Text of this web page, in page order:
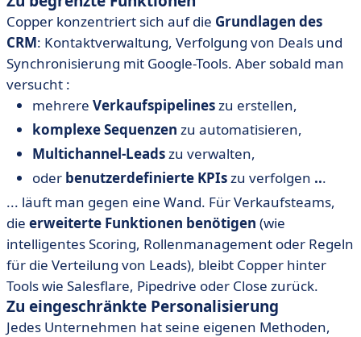
Copper konzentriert sich auf die Grundlagen des
CRM: Kontaktverwaltung, Verfolgung von Deals und
Synchronisierung mit Google-Tools. Aber sobald man
versucht :
mehrere Verkaufspipelineszu erstellen,
komplexe Sequenzen zu automatisieren,
Multichannel-Leadszu verwalten,
oder benutzerdefinierte KPIszu verfolgen ...
... läuft man gegen eine Wand. Für Verkaufsteams,
die erweiterte Funktionen benötigen (wie
intelligentes Scoring, Rollenmanagement oder Regeln
für die Verteilung von Leads), bleibt Copper hinter
Tools wie Salesflare, Pipedrive oder Close zurück.
Zu eingeschränkte Personalisierung
Jedes Unternehmen hat seine eigenen Methoden,